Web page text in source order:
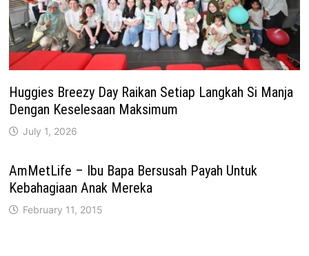
Huggies Breezy Day Raikan Setiap Langkah Si Manja
Dengan Keselesaan Maksimum
July 1, 2026
AmMetLife – Ibu Bapa Bersusah Payah Untuk
Kebahagiaan Anak Mereka
February 11, 2015